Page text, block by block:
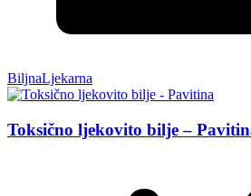
BiljnaLjekarna
Toksično ljekovito bilje –